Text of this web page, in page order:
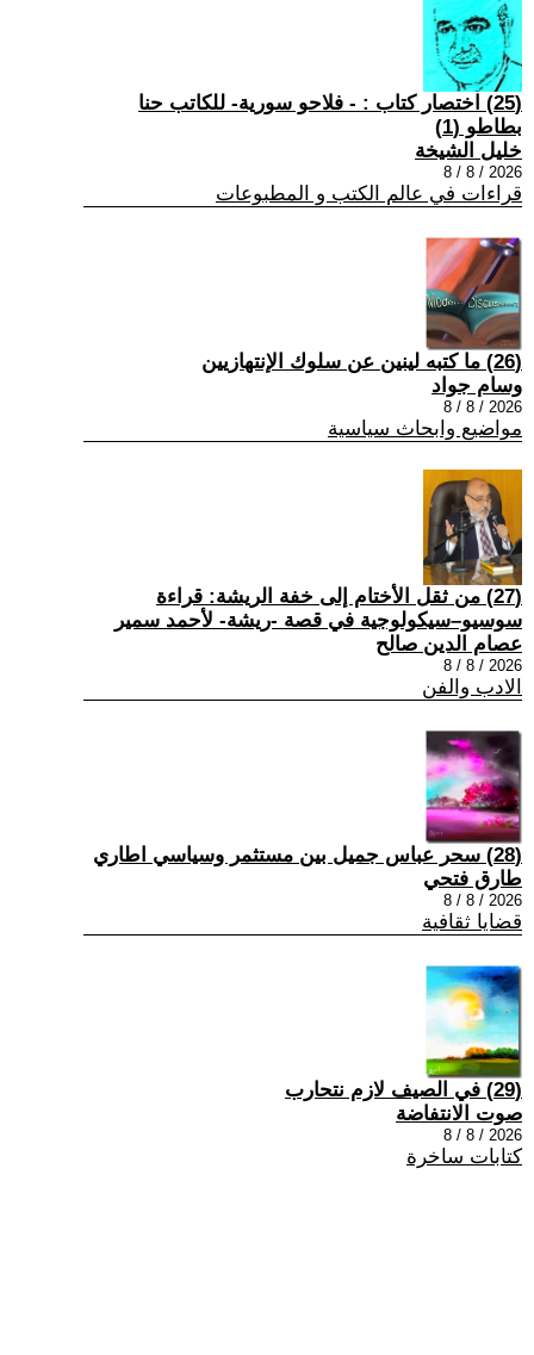
(25) اختصار كتاب : - فلاحو سورية- للكاتب حنا
بطاطو (1)
خليل الشيخة
2026 / 8 / 8
قراءات في عالم الكتب و المطبوعات
(26) ما كتبه لينين عن سلوك الإنتهازيين
وسام جواد
2026 / 8 / 8
مواضيع وابحاث سياسية
(27) من ثقل الأختام إلى خفة الريشة: قراءة
سوسيو–سيكولوجية في قصة -ريشة- لأحمد سمير
عصام الدين صالح
2026 / 8 / 8
الادب والفن
(28) سحر عباس جميل بين مستثمر وسياسي اطاري
طارق فتحي
2026 / 8 / 8
قضايا ثقافية
(29) في الصيف لازم نتحارب
صوت الانتفاضة
2026 / 8 / 8
كتابات ساخرة